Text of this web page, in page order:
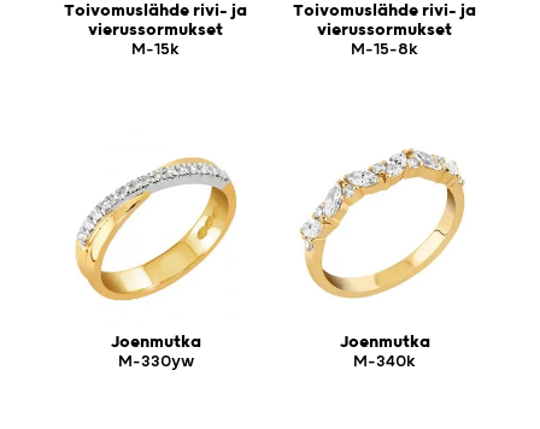
Toivomuslähde rivi- ja
vierussormukset
M-15k
Toivomuslähde rivi- ja
vierussormukset
M-15-8k
Joenmutka
M-330yw
Joenmutka
M-340k